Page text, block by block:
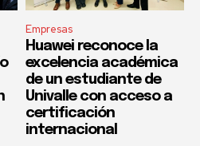
Empresas
Huawei reconoce la
excelencia académica
de un estudiante de
Univalle con acceso a
certificación
internacional